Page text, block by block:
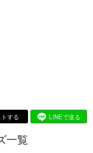
する LINEで送る
一覧